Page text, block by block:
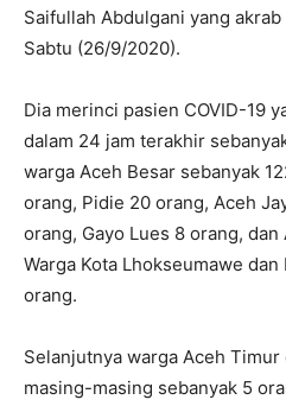
Saifullah Abdulgani yang
Sabtu (26/9/2020).
Dia merinci pasien COVID-19
dalam 24 jam terakhir
warga Aceh Besar sebanyak
orang, Pidie 20 orang, Aceh
orang, Gayo Lues 8 orang,
Warga Kota Lhokseumawe
orang.
Selanjutnya warga Aceh Timur
masing-masing sebanyak 5